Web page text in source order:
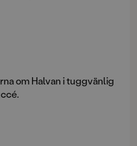
om Halvan i tuggvänlig